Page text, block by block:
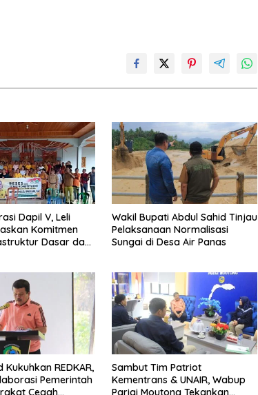
Dapil V, Leli
Komitmen
Dasar dan
Wakil Bupati Abdul Sahid Tinjau
Pelaksanaan Normalisasi
Sungai di Desa Air Panas
Kukuhkan REDKAR,
Pemerintah
Cegah
Sambut Tim Patriot
Kementrans & UNAIR, Wabup
Parigi Moutong Tekankan